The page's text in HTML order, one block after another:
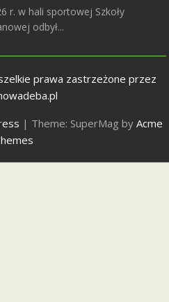
r. w hali sportowej Szkoły
odbył...
prawa zastrzeżone przez
| Theme: SuperMag by Acme